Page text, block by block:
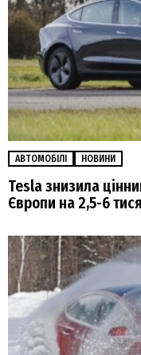
АВТОМОБІЛІ НОВИНИ
Tesla знизила
Європи на 2,5-6